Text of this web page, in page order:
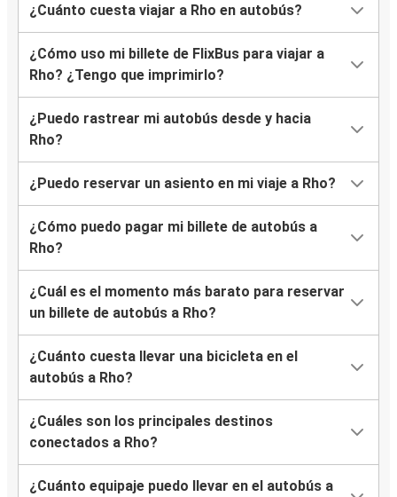
¿Cuánto cuesta viajar a Rho en autobús?
¿Cómo uso mi billete de FlixBus para viajar a
Rho? ¿Tengo que imprimirlo?
¿Puedo rastrear mi autobús desde y hacia
Rho?
¿Puedo reservar un asiento en mi viaje a Rho?
¿Cómo puedo pagar mi billete de autobús a
Rho?
¿Cuál es el momento más barato para reservar
un billete de autobús a Rho?
¿Cuánto cuesta llevar una bicicleta en el
autobús a Rho?
¿Cuáles son los principales destinos
conectados a Rho?
¿Cuánto equipaje puedo llevar en el autobús a